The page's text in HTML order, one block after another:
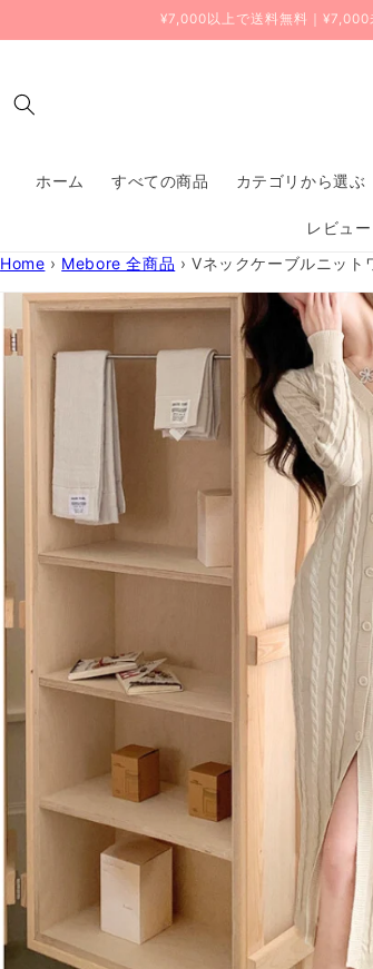
¥7,000以上で送料無料｜
ホーム すべての商品 カテゴリから選ぶ
レビュー
Home › Mebore 全商品 › Vネックケーブルニット
商品情
報にス